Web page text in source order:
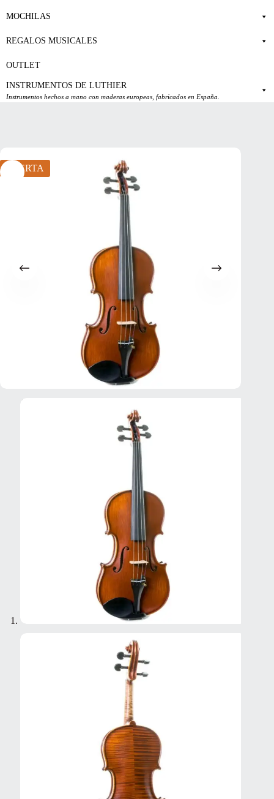
MOCHILAS
REGALOS MUSICALES
OUTLET
INSTRUMENTOS DE LUTHIER
Instrumentos hechos a mano con maderas europeas, fabricados en España.
OFERTA